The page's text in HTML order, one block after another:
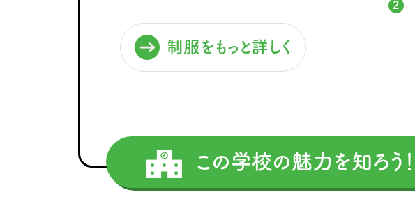
制服をもっと詳しく
この学校の魅力を知ろう！